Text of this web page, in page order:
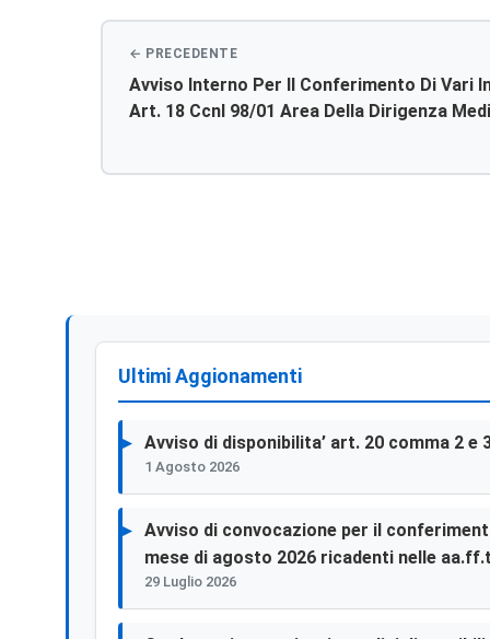
Avviso Interno Per Il Conferimento Di Vari
Art. 18 Ccnl 98/01 Area Della Dirigenza
Ultimi Aggionamenti
Avviso di disponibilita’ art. 20 comma 2
1 Agosto 2026
Avviso di convocazione per il
mese di agosto 2026 ricadenti nelle
29 Luglio 2026